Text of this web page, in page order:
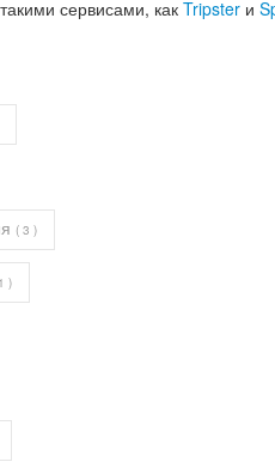
сервисами, как Tripster и
( 3 )
)